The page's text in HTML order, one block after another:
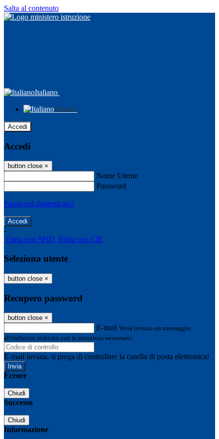
Salta al contenuto
Italiano
Italiano
Accedi
Accedi
button close ×
Nome Utente
Password
Password dimenticata?
-
Entra con SPID Entra con CIE
Seleziona utente
button close ×
Recupero password
button close ×
E-mail Verrà inviato un messaggio
all'indirizzo indicato con le istruzioni necessarie.
E-mail inviata, si prega di controllare la casella di posta elettronica!
Errore
Chiudi
Successo
Chiudi
Informazione